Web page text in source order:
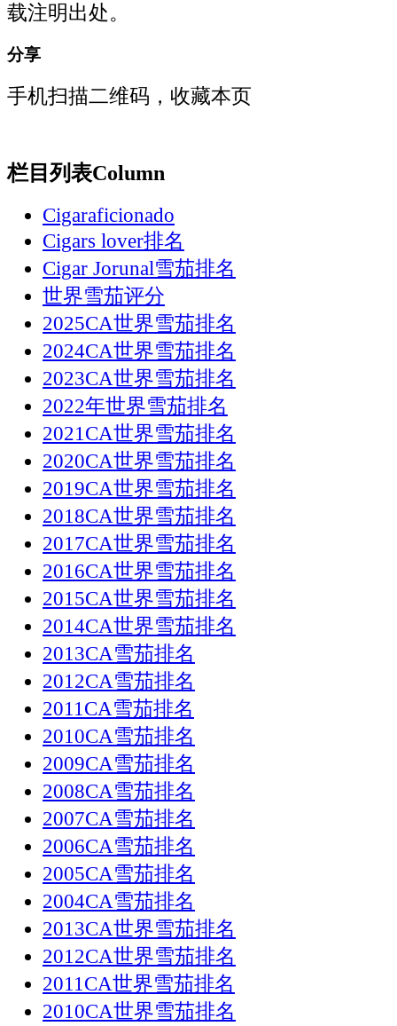
载注明出处。
分享
手机扫描二维码，收藏本页
栏目列表Column
Cigaraficionado
Cigars lover排名
Cigar Jorunal雪茄排名
世界雪茄评分
2025CA世界雪茄排名
2024CA世界雪茄排名
2023CA世界雪茄排名
2022年世界雪茄排名
2021CA世界雪茄排名
2020CA世界雪茄排名
2019CA世界雪茄排名
2018CA世界雪茄排名
2017CA世界雪茄排名
2016CA世界雪茄排名
2015CA世界雪茄排名
2014CA世界雪茄排名
2013CA雪茄排名
2012CA雪茄排名
2011CA雪茄排名
2010CA雪茄排名
2009CA雪茄排名
2008CA雪茄排名
2007CA雪茄排名
2006CA雪茄排名
2005CA雪茄排名
2004CA雪茄排名
2013CA世界雪茄排名
2012CA世界雪茄排名
2011CA世界雪茄排名
2010CA世界雪茄排名